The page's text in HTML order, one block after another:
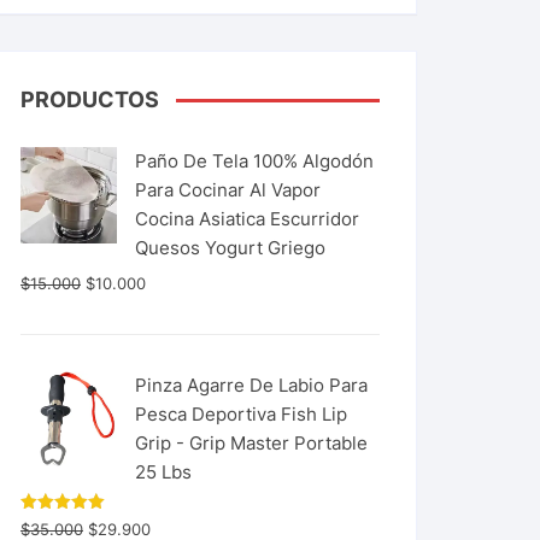
PRODUCTOS
Paño De Tela 100% Algodón
Para Cocinar Al Vapor
Cocina Asiatica Escurridor
Quesos Yogurt Griego
$15.000 $10.000
Pinza Agarre De Labio Para
Pesca Deportiva Fish Lip
Grip - Grip Master Portable
25 Lbs
Valorado
$35.000 $29.900